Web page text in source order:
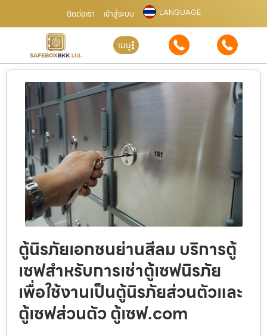
ติดต่อเรา เข้าสู่ระบบ LANGUAGE
เมนู
ตู้นิรภัยเอกชนย่านสีลม บริการตู้
เซฟสำหรับการเช่าตู้เซฟนิรภัย
เพื่อใช้งานเป็นตู้นิรภัยส่วนตัวและ
ตู้เซฟส่วนตัว ตู้เซฟ.com